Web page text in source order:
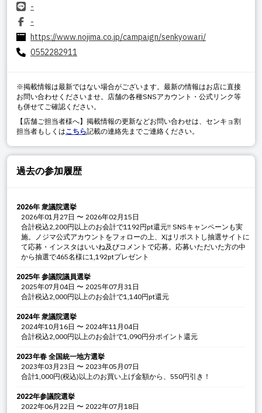
-
-
https://www.nojima.co.jp/campaign/senkyowari/
0552282911
※掲載情報は最新ではない場合がございます。最新の情報はお店に直接
お問い合わせくださいませ。店舗の各種SNSアカウント・公式リンク等
も併せてご確認ください。
【店舗ご担当者様へ】掲載情報の更新などお問い合わせは、センキョ割
担当者もしくはこちら記載の連絡先までご連絡ください。
過去の参加履歴
2026年 衆議院選挙
2026年01月27日 〜 2026年02月15日
合計税込2,200円以上のお会計で1192円pt還元!! SNSキャンペーンも実
施。ノジマ公式アカウントをフォローの上、Xはリポストし抽選サイトに
て応募・インスタはいいね及びコメントで応募。応募いただいた方の中
から抽選で465名様に1,192ptプレゼント
2025年 参議院議員選挙
2025年07月04日 〜 2025年07月31日
合計税込2,000円以上のお会計で1,140円pt還元
2024年 衆議院選挙
2024年10月16日 〜 2024年11月04日
合計税込2,000円以上のお会計で1,090円分ポイント還元
2023年春 全国統一地方選挙
2023年03月23日 〜 2023年05月07日
合計1,000円(税込)以上のお買い上げ金額から、550円引き！
2022年参議院選挙
2022年06月22日 〜 2022年07月18日